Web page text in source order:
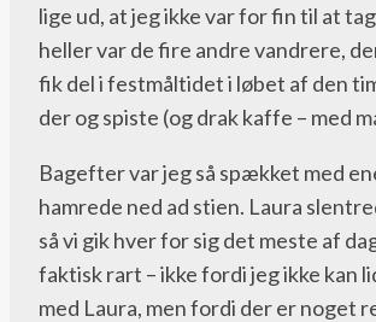
lige ud, at jeg ikke var for fin til at
heller var de fire andre vandrere,
fik del i festmåltidet i løbet af den
der og spiste (og drak kaffe – med
Bagefter var jeg så spækket med
hamrede ned ad stien. Laura
så vi gik hver for sig det meste af
faktisk rart – ikke fordi jeg ikke kan
med Laura, men fordi der er noget